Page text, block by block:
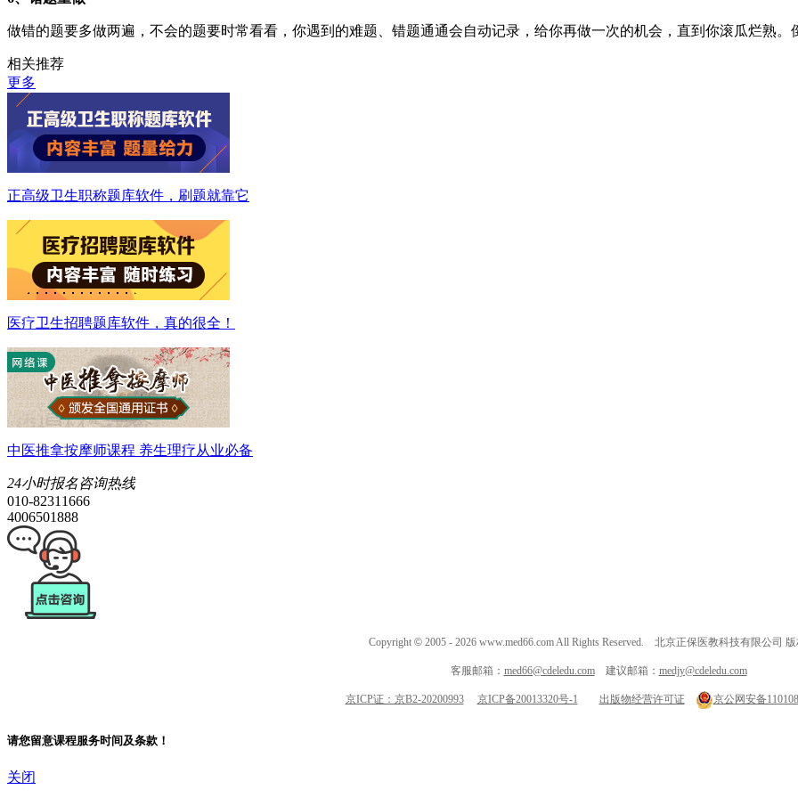
做错的题要多做两遍，不会的题要时常看看，你遇到的难题、错题通通会自动记录，给你再做一次的机会，直到你滚瓜烂熟。
相关推荐
更多
正高级卫生职称题库软件，刷题就靠它
医疗卫生招聘题库软件，真的很全！
中医推拿按摩师课程 养生理疗从业必备
24小时报名咨询热线
010-82311666
4006501888
Copyright © 2005 - 2026 www.med66.com All Rights Reserved. 北京正保医教科技有限公司
客服邮箱： med66@cdeledu.com建议邮箱： medjy@cdeledu.com
京ICP证：京B2-20200993 京ICP备20013320号-1 出版物经营许可证 京公网安备
请您留意课程服务时间及条款！
关闭